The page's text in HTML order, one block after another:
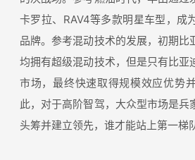
卡罗拉、RAV4等多款明星车型，成
品牌。参考混动技术的发展，初期比
均拥有超级混动技术，但是只有比亚
市场，最终快速取得规模效应优势
此，对于高阶智驾，大众型市场是兵
头筹并建立领先，谁才能站上第一梯